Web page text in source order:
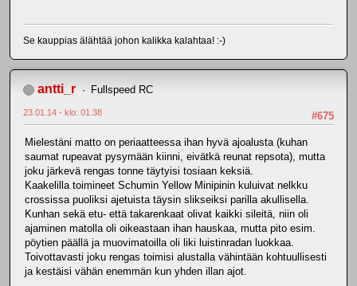
Se kauppias älähtää johon kalikka kalahtaa! :-)
antti_r Fullspeed RC
#675
23.01.14 - klo: 01.38
Mielestäni matto on periaatteessa ihan hyvä ajoalusta (kuhan
saumat rupeavat pysymään kiinni, eivätkä reunat repsota), mutta
joku järkevä rengas tonne täytyisi tosiaan keksiä.
Kaakelilla toimineet Schumin Yellow Minipinin kuluivat nelkku
crossissa puoliksi ajetuista täysin slikseiksi parilla akullisella.
Kunhan sekä etu- että takarenkaat olivat kaikki sileitä, niin oli
ajaminen matolla oli oikeastaan ihan hauskaa, mutta pito esim.
pöytien päällä ja muovimatoilla oli liki luistinradan luokkaa.
Toivottavasti joku rengas toimisi alustalla vähintään kohtuullisesti
ja kestäisi vähän enemmän kun yhden illan ajot.